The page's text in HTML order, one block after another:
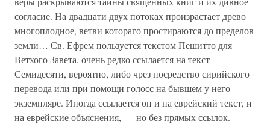
согласие. На двадцати двух потоках произрастает древо
многоплодное, ветви котораго простираются до пределов
земли… Св. Ефрем пользуется текстом Пешитто для
Ветхого Завета, очень редко ссылается на текст
Семидесяти, вероятно, либо чрез посредство сирийского
перевода или при помощи голосс на бывшем у него
экземпляре. Иногда ссылается он и на еврейский текст, и
на еврейские объяснения, — но без прямых ссылок.